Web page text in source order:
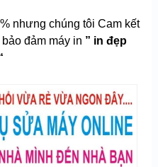
nhưng chúng tôi Cam kết
đảm máy in ” in đẹp